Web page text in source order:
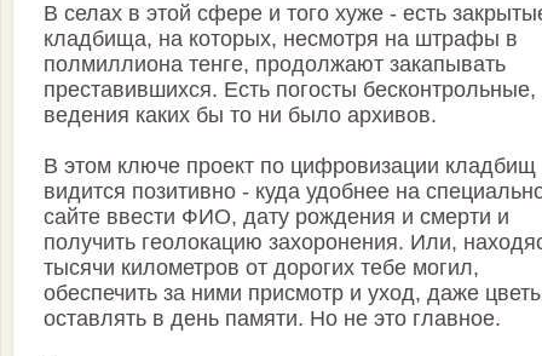
В селах в этой сфере и того хуже - есть
кладбища, на которых, несмотря на штрафы в
полмиллиона тенге, продолжают закапывать
преставившихся. Есть погосты бесконтрольные,
ведения каких бы то ни было архивов.
В этом ключе проект по цифровизации кладбищ
видится позитивно - куда удобнее на
сайте ввести ФИО, дату рождения и смерти и
получить геолокацию захоронения. Или,
тысячи километров от дорогих тебе могил,
обеспечить за ними присмотр и уход, даже
оставлять в день памяти. Но не это главное.